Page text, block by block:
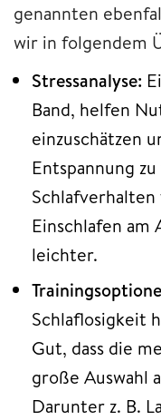
genannten
wir in folgendem
Stressanalyse:
Band, helfen
einzuschätzen
Entspannung
Einschlafen
leichter.
Schlaflosigkeit
Gut, dass die
große Auswahl
Darunter z. B.